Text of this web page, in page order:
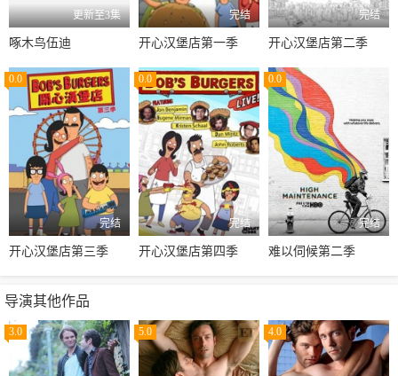
更新至3集
啄木鸟伍迪
完结
开心汉堡店第一季
完结
开心汉堡店第二季
0.0
完结
开心汉堡店第三季
0.0
完结
开心汉堡店第四季
0.0
完结
难以伺候第二季
导演其他作品
3.0 5.0 4.0